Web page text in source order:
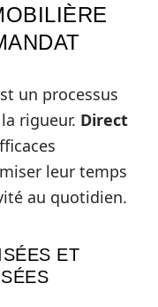
un processus
rigueur. Direct
leur temps
au quotidien.
ET